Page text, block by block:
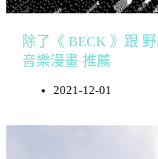
除了《 BECK 》跟
音樂漫畫 推薦
2021-12-01